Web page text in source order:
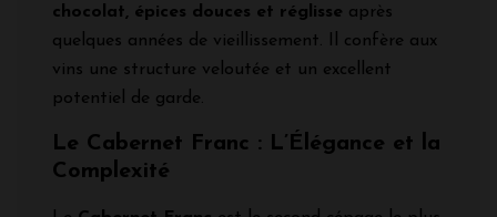
chocolat, épices douces et réglisse après
quelques années de vieillissement. Il confère aux
vins une structure veloutée et un excellent
potentiel de garde.
Le Cabernet Franc : L’Élégance et la
Complexité